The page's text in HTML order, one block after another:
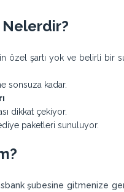
Nelerdir?
özel şartı yok ve belirli bir
sonsuza kadar.
dikkat çekiyor.
paketleri sunuluyor.
şubesine gitmenize